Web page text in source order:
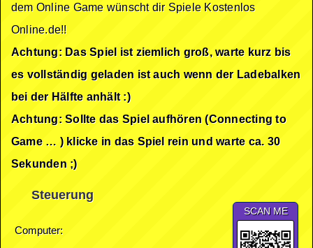
dem Online Game wünscht dir Spiele Kostenlos
Online.de!!
Achtung: Das Spiel ist ziemlich groß, warte kurz bis
es vollständig geladen ist auch wenn der Ladebalken
bei der Hälfte anhält :)
Achtung: Sollte das Spiel aufhören (Connecting to
Game … ) klicke in das Spiel rein und warte ca. 30
Sekunden ;)
Steuerung
Computer:
SCAN ME